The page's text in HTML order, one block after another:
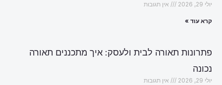
יולי 29, 2026 אין תגובות
קרא עוד »
פתרונות תאורה לבית ולעסק: איך מתכננים תאורה
נכונה
יולי 29, 2026 אין תגובות